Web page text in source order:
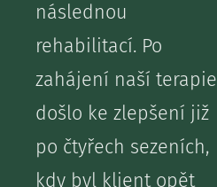
následnou
rehabilitací. Po
zahájení naší terapie
došlo ke zlepšení již
po čtyřech sezeních,
kdy byl klient opět